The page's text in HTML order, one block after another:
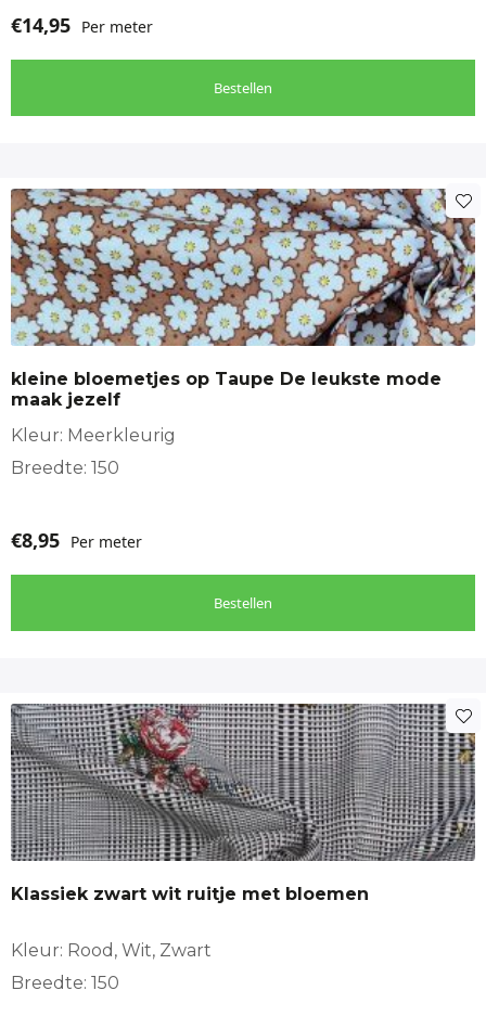
€14,95 Per meter
Bestellen
kleine bloemetjes op Taupe De leukste mode
maak jezelf
Kleur: Meerkleurig
Breedte: 150
€8,95 Per meter
Bestellen
Klassiek zwart wit ruitje met bloemen
Kleur: Rood, Wit, Zwart
Breedte: 150